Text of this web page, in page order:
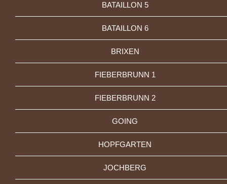
BATAILLON 5
BATAILLON 6
BRIXEN
FIEBERBRUNN 1
FIEBERBRUNN 2
GOING
HOPFGARTEN
JOCHBERG